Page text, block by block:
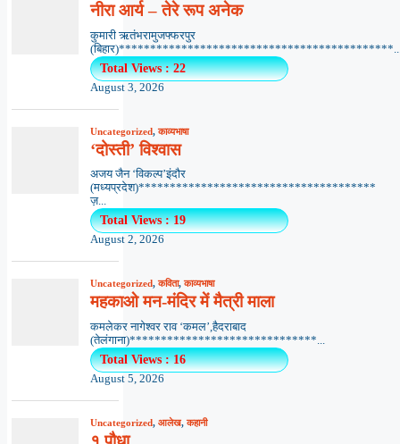
नीरा आर्य – तेरे रूप अनेक
कुमारी ऋतंभरामुजफ्फरपुर
Total Views : 22
August 3, 2026
Uncategorized,काव्यभाषा
‘दोस्ती’ विश्वास
अजय जैन ‘विकल्प’इंदौर
(मध्यप्रदेश)**************************************
ज़...
Total Views : 19
August 2, 2026
Uncategorized,कविता,काव्यभाषा
महकाओ मन-मंदिर में मैत्री माला
कमलेकर नागेश्वर राव ‘कमल’,हैदराबाद
(तेलंगाना)******************************...
Total Views : 16
August 5, 2026
Uncategorized, आलेख,कहानी